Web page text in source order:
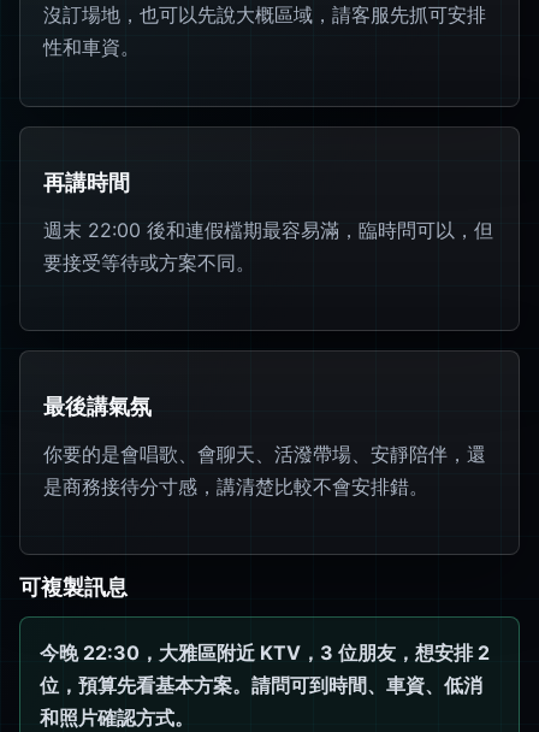
沒訂場地，也可以先說大概區域，請客服先抓可安排
性和車資。
再講時間
週末 22:00 後和連假檔期最容易滿，臨時問可以，但
要接受等待或方案不同。
最後講氣氛
你要的是會唱歌、會聊天、活潑帶場、安靜陪伴，還
是商務接待分寸感，講清楚比較不會安排錯。
可複製訊息
今晚 22:30，大雅區附近 KTV，3 位朋友，想安排 2
位，預算先看基本方案。請問可到時間、車資、低消
和照片確認方式。